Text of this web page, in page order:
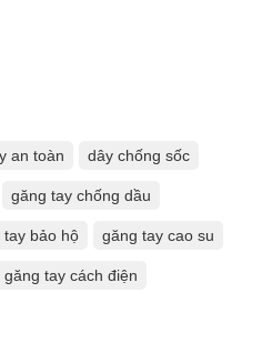
an toàn dây chống sốc
găng tay chống dầu
tay bảo hộ găng tay cao su
găng tay cách điện